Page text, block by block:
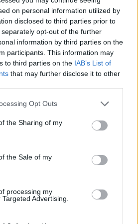
on personal information utilized by
disclosed to third parties prior to
opt-out of the further
information by third parties on the
participants. This information may
to third parties on the IAB’s List of
that may further disclose it to other
Opt Outs
the Sharing of my
the Sale of my
processing my
Advertising.
και
στην
προτείνει